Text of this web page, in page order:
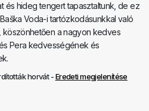
és hideg tengert tapasztaltunk, de ez
Voda-i tartózkodásunkkal való
a nagyon kedves
Pera kedvességének és
horvát -Eredeti megjelenítése